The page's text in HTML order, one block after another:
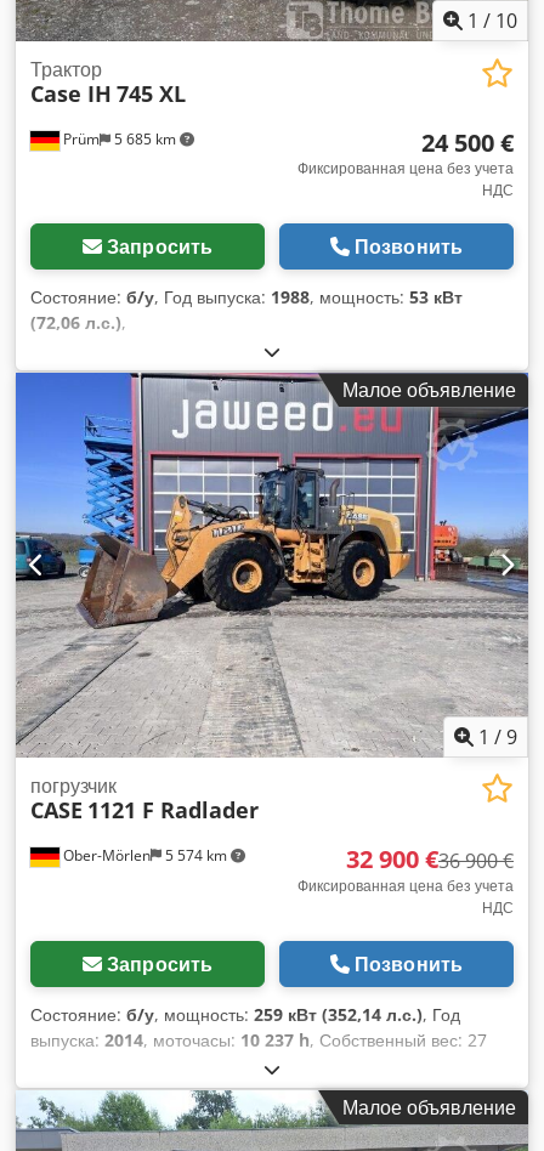
1 / 10
Prüm 5 685 km
Трактор
Case IH 745 XL
24 500 €
Фиксированная цена без учета
НДС
Запросить Позвонить
Состояние: б/у, Год выпуска: 1988, мощность: 53 кВт
(72,06 л.с.),
Малое объявление
1 /9
Ober-Mörlen 5 574 km
погрузчик
CASE 1121 F Radlader
32 900 €36 900 €
Фиксированная цена без учета
НДС
Запросить Позвонить
Состояние: б/у, мощность: 259 кВт (352,14 л.с.), Год
выпуска: 2014, моточасы: 10 237 h, Собственный вес: 27
024 кг Свяжитесь с Эмалем Джауидом для получения
дополнительной информации. Фронтальный погрузчик /
Wheel Loader, Case 1121F, год выпуска 2014, наработка: 10
237 мч, длина: 8960 мм, ширина: 2990 мм, высота: 3570
Малое объявление